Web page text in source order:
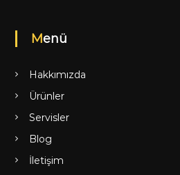
Menü
Hakkımızda
Ürünler
Servisler
Blog
İletişim